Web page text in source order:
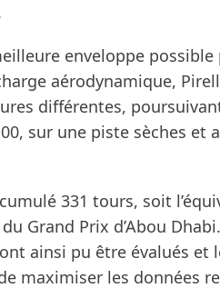
enveloppe possible
aérodynamique,
différentes,
sur une piste sèches et
331 tours, soit
Grand Prix d’Abou
ainsi pu être évalués et
maximiser les données